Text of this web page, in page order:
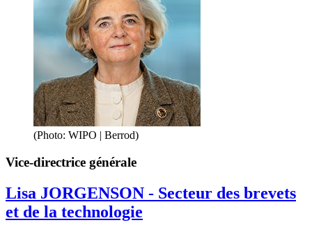
(Photo: WIPO | Berrod)
Vice-directrice générale
Lisa JORGENSON - Secteur des brevets
et de la technologie